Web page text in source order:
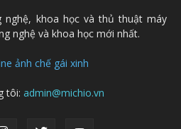
nghệ, khoa học và thủ thuật máy
nghệ và khoa học mới nhất.
ảnh chế gái xinh
tôi: admin@michio.vn